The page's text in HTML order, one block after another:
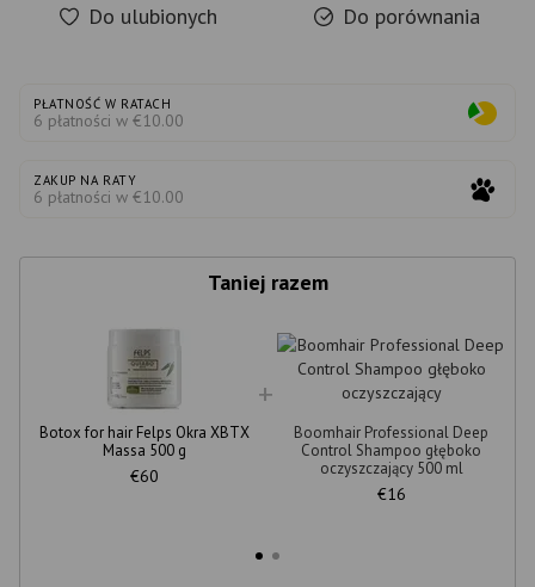
Do ulubionych Do porównania
PŁATNOŚĆ W RATACH
6 płatności w €10.00
ZAKUP NA RATY
6 płatności w €10.00
Taniej razem
Botox for hair Felps Okra XBTX
Massa 500 g
€60
Boomhair Professional Deep
Control Shampoo głęboko
oczyszczający 500 ml
€16